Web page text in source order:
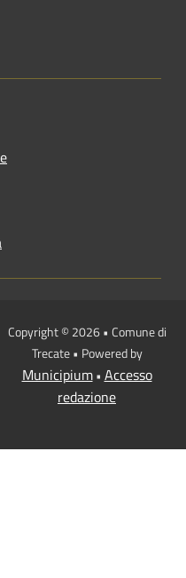
Copyright © 2026 • Comune di
Trecate • Powered by
Municipium• Accesso
redazione